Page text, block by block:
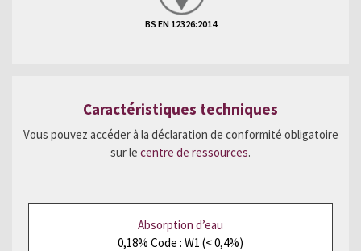
BS EN 12326:2014
Caractéristiques techniques
Vous pouvez accéder à la déclaration de conformité obligatoire
sur le centre de ressources.
Absorption d’eau
0,18% Code : W1 (< 0,4%)